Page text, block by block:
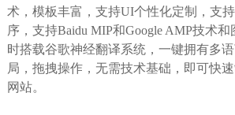
术，模板丰富，支持UI个性化定制，支
序，支持Baidu MIP和Google AMP技术和
时搭载谷歌神经翻译系统，一键拥有多
局，拖拽操作，无需技术基础，即可快
网站。